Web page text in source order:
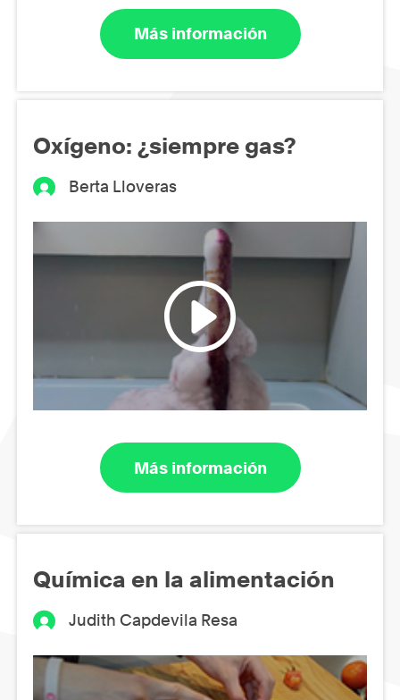
Más información
Oxígeno: ¿siempre gas?
Berta Lloveras
Más información
Química en la alimentación
Judith Capdevila Resa